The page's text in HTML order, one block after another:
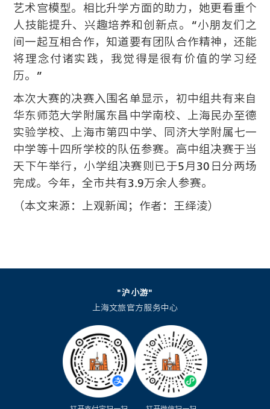
艺术宫模型。相比升学方面的助力，她更看重个
人技能提升、兴趣培养和创新点。“小朋友们之
间一起互相合作，知道要有团队合作精神，还能
将理念付诸实践，我觉得是很有价值的学习经
历。”
本次大赛的决赛入围名单显示，初中组共有来自
华东师范大学附属东昌中学南校、上海民办至德
实验学校、上海市第四中学、同济大学附属七一
中学等十四所学校的队伍参赛。高中组决赛于当
天下午举行，小学组决赛则已于5月30日分两场
完成。今年，全市共有3.9万余人参赛。
（本文来源：上观新闻；作者：王绎淩）
"沪小游"
上海文旅官方服务中心